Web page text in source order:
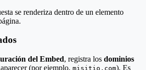
se renderiza dentro de un elemento
del Embed, registra los dominios
(por ejemplo, misitio.com). Es